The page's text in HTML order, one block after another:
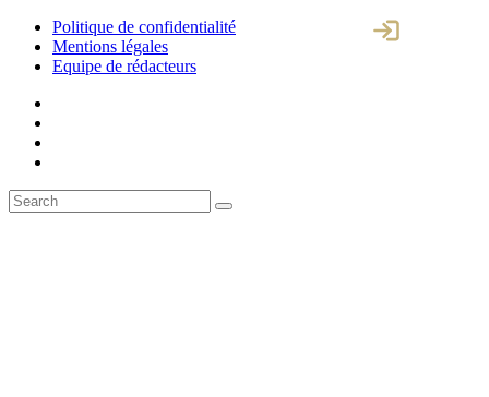
Politique de confidentialité
Mentions légales
Equipe de rédacteurs